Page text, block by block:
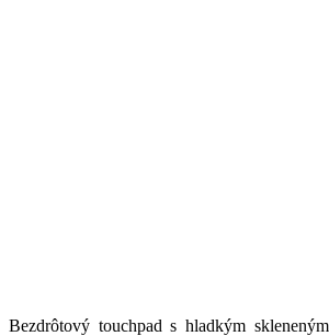
Bezdrôtový touchpad s hladkým